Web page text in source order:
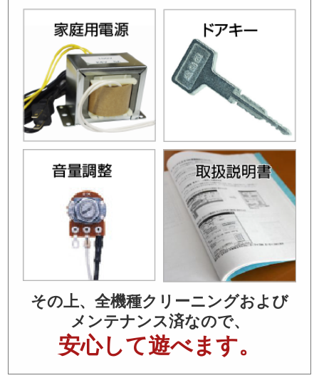
その上、全機種クリーニングおよび
メンテナンス済なので、
安心して遊べます。